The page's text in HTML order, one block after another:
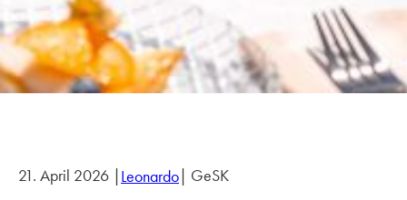
21. April 2026 |Leonardo| GeSK